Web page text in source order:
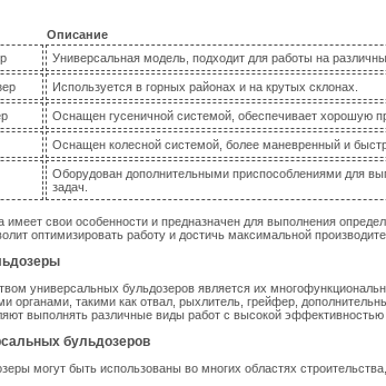
Описание
Универсальная модель, подходит для работы на
Используется в горных районах и на крутых склонах.
Оснащен гусеничной системой, обеспечивает хорошую
Оснащен колесной системой, более маневренный и
Оборудован дополнительными приспособлениями для
задач.
имеет свои особенности и предназначен для выполнения
оптимизировать работу и достичь максимальной
универсальных бульдозеров является их
органами, такими как отвал, рыхлитель, грейфер,
выполнять различные виды работ с высокой эффективностью
бульдозеров
могут быть использованы во многих областях